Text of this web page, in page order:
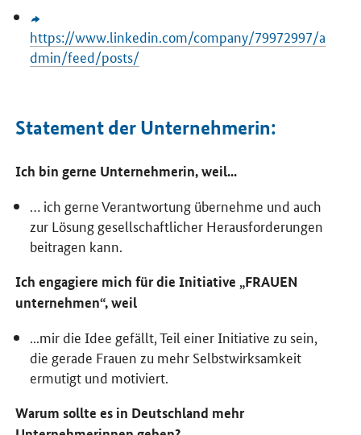
https://www.linkedin.com/company/79972997/a
dmin/feed/posts/
Statement der Unternehmerin:
Ich bin gerne Unternehmerin, weil...
… ich gerne Verantwortung übernehme und auch
zur Lösung gesellschaftlicher Herausforderungen
beitragen kann.
Ich engagiere mich für die Initiative „FRAUEN
unternehmen“, weil
...mir die Idee gefällt, Teil einer Initiative zu sein,
die gerade Frauen zu mehr Selbstwirksamkeit
ermutigt und motiviert.
Warum sollte es in Deutschland mehr